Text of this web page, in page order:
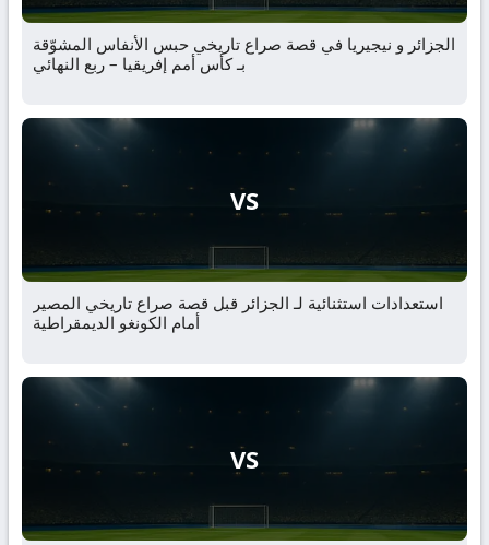
الجزائر و نيجيريا في قصة صراع تاريخي حبس الأنفاس المشوّقة
بـ كأس أمم إفريقيا – ربع النهائي
VS
استعدادات استثنائية لـ الجزائر قبل قصة صراع تاريخي المصير
أمام الكونغو الديمقراطية
VS